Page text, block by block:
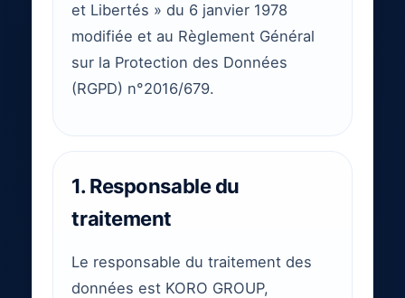
et Libertés » du 6 janvier 1978
modifiée et au Règlement Général
sur la Protection des Données
(RGPD) n°2016/679.
1. Responsable du
traitement
Le responsable du traitement des
données est KORO GROUP,